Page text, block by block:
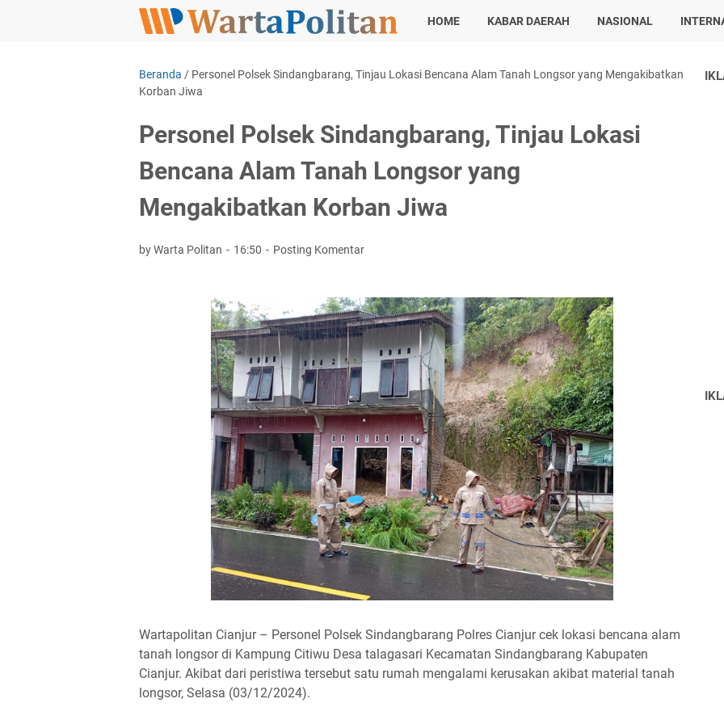
HOME KABAR DAERAH NASIONAL
Beranda / Personel Polsek Sindangbarang, Tinjau Lokasi Bencana Alam Tanah Longsor yang Mengakibatkan
Korban Jiwa
Personel Polsek Sindangbarang, Tinjau Lokasi
Bencana Alam Tanah Longsor yang
Mengakibatkan Korban Jiwa
by Warta Politan 16:50 Posting Komentar
Wartapolitan Cianjur – Personel Polsek Sindangbarang Polres Cianjur cek lokasi bencana alam
tanah longsor di Kampung Citiwu Desa talagasari Kecamatan Sindangbarang Kabupaten
Cianjur. Akibat dari peristiwa tersebut satu rumah mengalami kerusakan akibat material tanah
longsor, Selasa (03/12/2024).